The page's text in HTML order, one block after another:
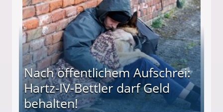
Nach öffentlichem Aufschrei:
Hartz-IV-Bettler darf Geld
behalten!